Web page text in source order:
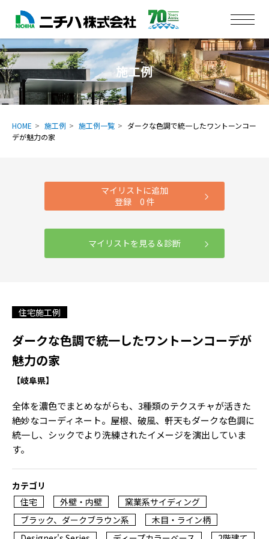
施工例
HOME 施工例 施工例一覧
ダークな色調で統一したワントーンコー
デが魅力の家
マイリストに追加
登録 0 件
マイリストを見る＆診断
住宅施工例
ダークな色調で統一したワントーンコーデが
魅力の家
【岐阜県】
全体を濃色でまとめながらも、3種類のテクスチャが活きた
絶妙なコーディネート。屋根、破風、軒天もダークな色調に
統一し、シックでより洗練されたイメージを演出していま
す。
カテゴリ
住宅
外壁・内壁
窯業系サイディング
ブラック、ダークブラウン系
木目・ライン柄